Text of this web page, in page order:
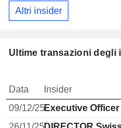
Altri insider
Ultime transazioni degli
Data Insider
09/12/25Executive